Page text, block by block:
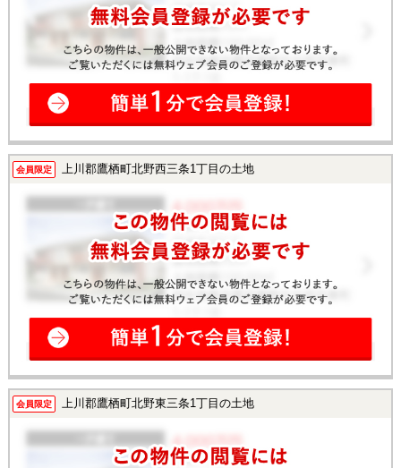
会員限定 上川郡鷹栖町北野西三条1丁目の土地
会員限定 上川郡鷹栖町北野東三条1丁目の土地